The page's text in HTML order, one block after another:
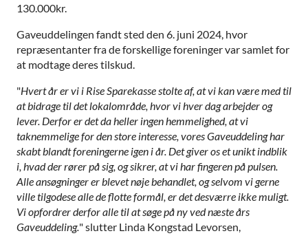
130.000kr.
Gaveuddelingen fandt sted den 6. juni 2024, hvor
repræsentanter fra de forskellige foreninger var samlet for
at modtage deres tilskud.
"Hvert år er vi i Rise Sparekasse stolte af, at vi kan være med til
at bidrage til det lokalområde, hvor vi hver dag arbejder og
lever. Derfor er det da heller ingen hemmelighed, at vi
taknemmelige for den store interesse, vores Gaveuddeling har
skabt blandt foreningerne igen i år. Det giver os et unikt indblik
i, hvad der rører på sig, og sikrer, at vi har fingeren på pulsen.
Alle ansøgninger er blevet nøje behandlet, og selvom vi gerne
ville tilgodese alle de flotte formål, er det desværre ikke muligt.
Vi opfordrer derfor alle til at søge på ny ved næste års
Gaveuddeling." slutter Linda Kongstad Levorsen,